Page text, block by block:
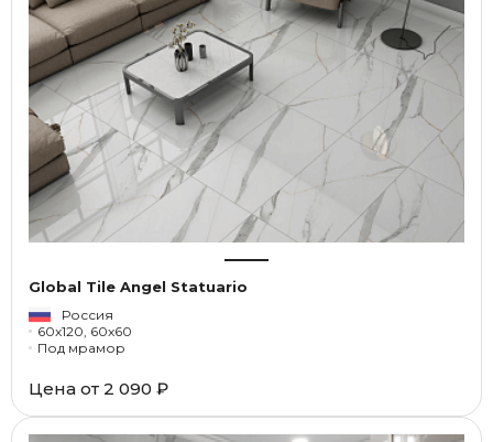
Global Tile Angel Statuario
Россия
60x120, 60x60
Под мрамор
Цена от 2 090 ₽